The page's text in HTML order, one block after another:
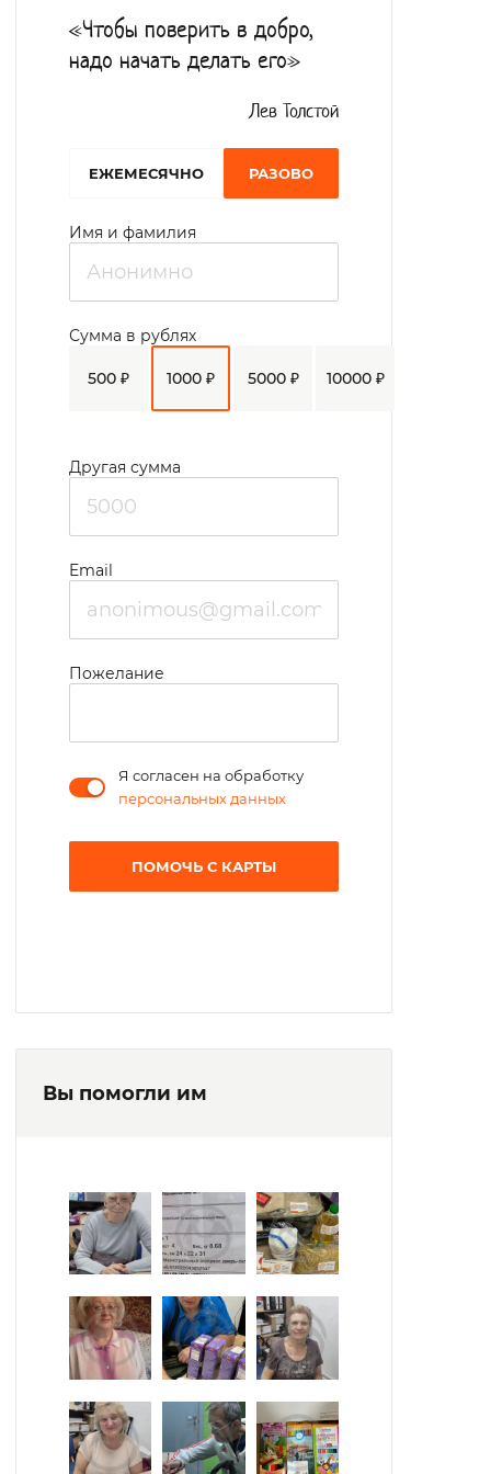
измеряют артериальное давление,
уровень глюкозы в крови, обрабатывают
раны и пролежни, помогают с
выполнением гигиенических процедур.
Питание организовано 5 раз в день.
Частыми гостями интерната являются
«Чтобы поверить в добро,
надо начать делать его»
Лев Толстой
EЖЕМЕСЯЧНО РАЗОВО
Имя и фамилия
500 ₽ 1000 ₽ 5000 ₽ 10000 ₽
Сумма в рублях
Другая сумма
Email
Пожелание
Я согласен на обработку
персональных данных
ПОМОЧЬ С КАРТЫ
Вы помогли им